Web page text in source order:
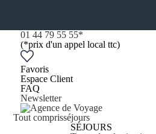
01 44 79 55 55*
(*prix d'un appel local ttc)
Favoris
Espace Client
FAQ
Newsletter
Tout comprisséjours
SÉJOURS